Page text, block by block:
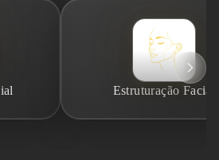
Estruturação Facial